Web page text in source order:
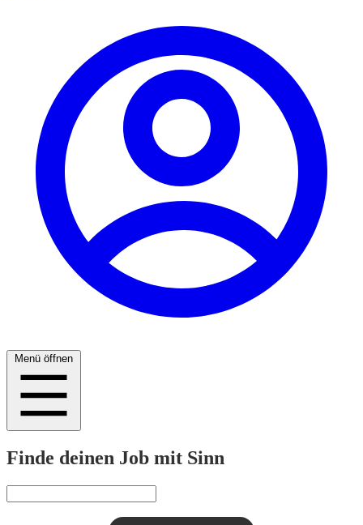
Menü öffnen
Finde deinen Job mit Sinn